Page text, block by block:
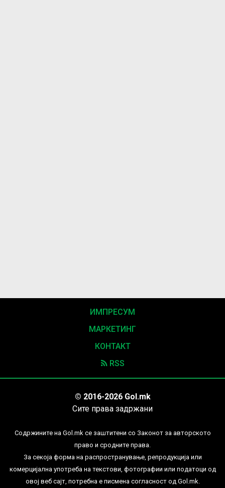
ИМПРЕСУМ
МАРКЕТИНГ
КОНТАКТ
RSS
© 2016-2026 Gol.mk
Сите права задржани
Содржините на Gol.mk се заштитени со Законот за авторското
право и сродните права.
За секоја форма на распространување, репродукција или
комерцијална употреба на текстови, фотографии или податоци од
овој веб сајт, потребна е писмена согласност од Gol.mk.